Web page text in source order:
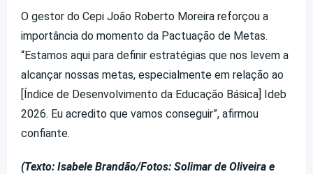
O gestor do Cepi João Roberto Moreira reforçou a
importância do momento da Pactuação de Metas.
“Estamos aqui para definir estratégias que nos levem a
alcançar nossas metas, especialmente em relação ao
[Índice de Desenvolvimento da Educação Básica] Ideb
2026. Eu acredito que vamos conseguir”, afirmou
confiante.
(Texto: Isabele Brandão/Fotos: Solimar de Oliveira e